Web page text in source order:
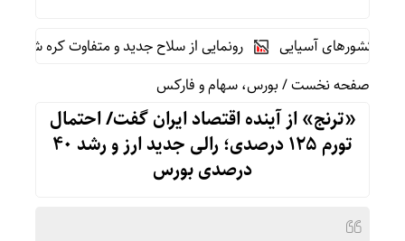
آسیایی رونمایی از سلاح جدید و متفاوت کره شمالی
صفحه نخست/بورس، سهام و فارکس
«ترنج» از آینده اقتصاد ایران گفت/ احتمال
تورم ۱۲۵ درصدی؛ رالی جدید ارز و رشد ۴۰
درصدی بورس